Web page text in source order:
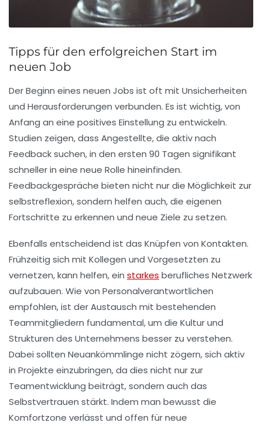
Tipps für den erfolgreichen Start im
neuen Job
Der Beginn eines neuen Jobs ist oft mit Unsicherheiten
und Herausforderungen verbunden. Es ist wichtig, von
Anfang an eine positives Einstellung zu entwickeln.
Studien zeigen, dass Angestellte, die aktiv nach
Feedbacksuchen, in den ersten 90 Tagen signifikant
schneller in eine neue Rolle hineinfinden.
Feedbackgespräche bieten nicht nur die Möglichkeit zur
selbstreflexion, sondern helfen auch, die eigenen
Fortschritte zu erkennen und neue Ziele zu setzen.
Ebenfalls entscheidend ist das Knüpfen von Kontakten.
Frühzeitig sich mit Kollegen und Vorgesetzten zu
vernetzen, kann helfen, ein starkes berufliches Netzwerk
aufzubauen. Wie von Personalverantwortlichen
empfohlen, ist der Austausch mit bestehenden
Teammitgliedern fundamental, um die Kulturund
Strukturen des Unternehmens besser zu verstehen.
Dabei sollten Neuankömmlinge nicht zögern, sich aktiv
in Projekte einzubringen, da dies nicht nur zur
Teamentwicklung beiträgt, sondern auch das
Selbstvertrauen stärkt. Indem man bewusst die
Komfortzone verlässt und offen für neue